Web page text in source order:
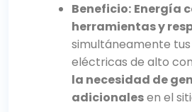
Beneficio: Energía
herramientas y
simultáneamente
eléctricas de alto
la necesidad de
adicionalesen el